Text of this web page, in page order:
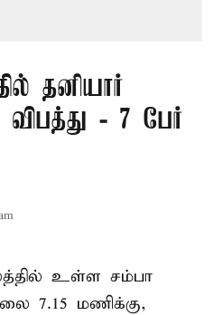
தனியார்
விபத்து - 7 பேர்
உள்ள சம்பா
7.15 மணிக்கு,